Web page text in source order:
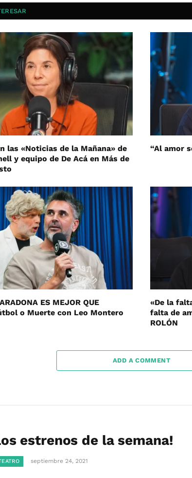
las «Noticias de la Mañana» de
y equipo de De Acá en Más de
“Al amor
ES MEJOR QUE
o Muerte con Leo Montero
«De la
falta de
ROLÓN
ADD A COMMENT
estrenos de la semana!
septiembre 24, 2021